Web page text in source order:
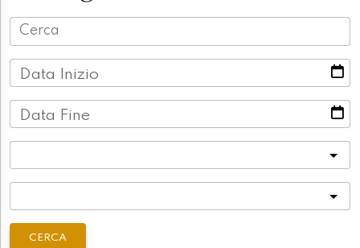
Data Inizio
Data Fine
CERCA